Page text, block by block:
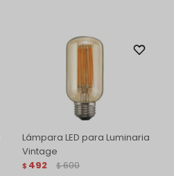
Lámpara LED para Luminaria
Vintage
$ 492 $ 600